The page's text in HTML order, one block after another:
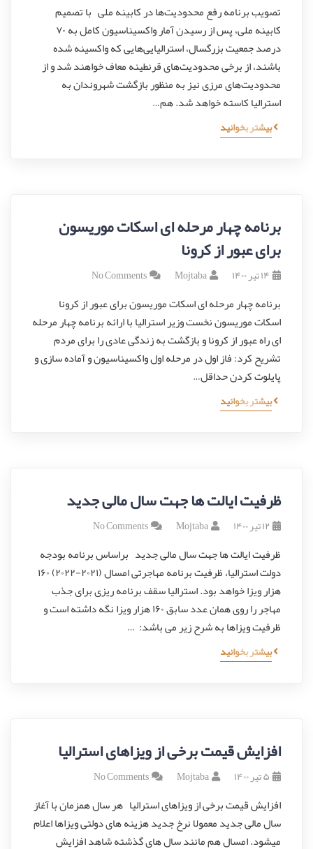
تصویب برنامه رفع محدودیت‌ها در کابینه ملی با تصمیم
کابینه ملی، پس از رسیدن آمار واکسیناسیون کامل به ۷۰
درصد جمعیت بزرگسال، استرالیایی‌هایی که واکسینه شده
باشند، از برخی محدودیت‌های قرنطینه معاف خواهند شد و از
محدودیت‌های مرزی نیز به منظور بازگشت شهروندان به
استرالیا کاسته خواهد شد. هم…
بیشتر بخوانید
برنامه چهار مرحله ای اسکات موریسون
برای عبور از کرونا
۱۴ تیر ۱۴۰۰ Mojtaba
No Comments
برنامه چهار مرحله ای اسکات موریسون برای عبور از کرونا
اسکات موریسون نخست وزیر استرالیا با ارائه برنامه چهار مرحله
ای راه عبور از کرونا و بازگشت به زندگی عادی را برای مردم
تشریح کرد: فاز اول در مرحله اول واکسیناسیون و آماده سازی و
پایلوت کردن حداقل…
بیشتر بخوانید
ظرفیت ایالت ها جهت سال مالی جدید
۱۲ تیر ۱۴۰۰ Mojtaba
No Comments
ظرفیت ایالت ها جهت سال مالی جدید براساس برنامه بودجه
دولت استرالیا، ظرفیت برنامه مهاجرتی امسال (۲۰۲۱-۲۰۲۲) ۱۶۰
هزار ویزا خواهد بود. استرالیا سقف برنامه ریزی برای جذب
مهاجر را روی همان عدد سابق ۱۶۰ هزار ویزا نگه داشته است و
ظرفیت ویزاها به شرح زیر می باشد: …
بیشتر بخوانید
افزایش قیمت برخی از ویزاهای استرالیا
۵ تیر ۱۴۰۰ Mojtaba
No Comments
افزایش قیمت برخی از ویزاهای استرالیا هر سال همزمان با آغاز
سال مالی جدید معمولا نرخ جدید هزینه های دولتی ویزاها اعلام
میشود. امسال هم مانند سال های گذشته شاهد افزایش